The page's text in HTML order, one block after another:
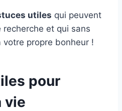
utiles qui peuvent
et qui sans
propre bonheur !
pour
vie